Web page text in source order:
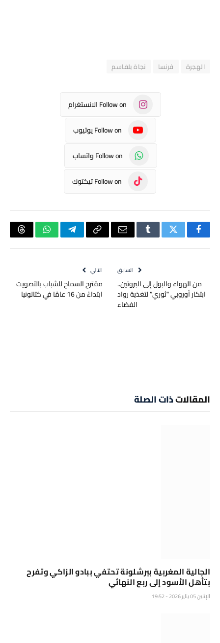
الهجرة فرنسا نجاة بلقاسم
Follow on الانستغرام
Follow on يوتيوب
Follow on واتساب
Follow on تيكتوك
فيسبوكتويتر Tumblrالبريد
Copy
تيلقرامواتساب
السابق
من الهواء والبول إلى البروتين..
ابتكار أوروبي “ثوري” لتغذية رواد
الفضاء
التالي
مقترح السماح للشباب بالتصويت
ابتداءً من 16 عامًا في كتالونيا
المقالاتذات الصلة
الجالية المغربية ببرشلونة تحتفي ببادو الزاكي وتفرح
بتأهل الأسود إلى ربع النهائي
الإثنين 05 يناير 2026 - 19:52